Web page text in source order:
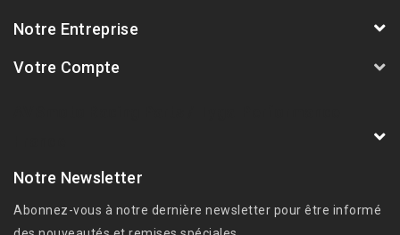
Notre Entreprise
Votre Compte
Notre Newsletter
Abonnez-vous à notre dernière newsletter pour être informé